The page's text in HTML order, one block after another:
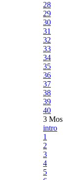
28
29
30
31
32
33
34
35
36
37
38
39
40
3 Mos
intro
1
2
3
4
5